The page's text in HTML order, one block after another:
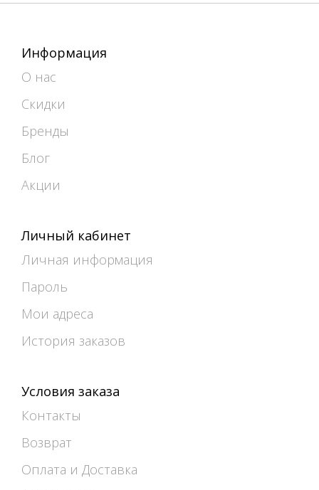
Информация
О нас
Скидки
Бренды
Блог
Акции
Личный кабинет
Личная информация
Пароль
Мои адреса
История заказов
Условия заказа
Контакты
Возврат
Оплата и Доставка